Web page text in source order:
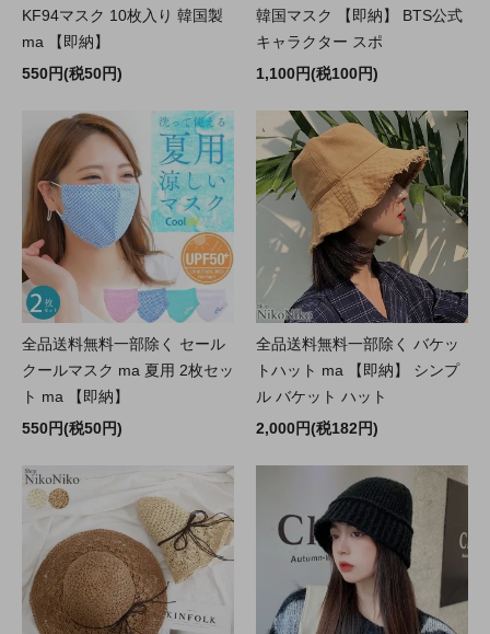
KF94マスク 10枚入り 韓国製
ma 【即納】
550円(税50円)
韓国マスク 【即納】 BTS公式
キャラクター スポ
1,100円(税100円)
全品送料無料一部除く セール
クールマスク ma 夏用 2枚セッ
ト ma 【即納】
550円(税50円)
全品送料無料一部除く バケッ
トハット ma 【即納】 シンプ
ル バケット ハット
2,000円(税182円)